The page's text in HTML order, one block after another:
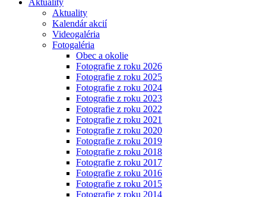
Aktuality
Aktuality
Kalendár akcií
Videogaléria
Fotogaléria
Obec a okolie
Fotografie z roku 2026
Fotografie z roku 2025
Fotografie z roku 2024
Fotografie z roku 2023
Fotografie z roku 2022
Fotografie z roku 2021
Fotografie z roku 2020
Fotografie z roku 2019
Fotografie z roku 2018
Fotografie z roku 2017
Fotografie z roku 2016
Fotografie z roku 2015
Fotografie z roku 2014